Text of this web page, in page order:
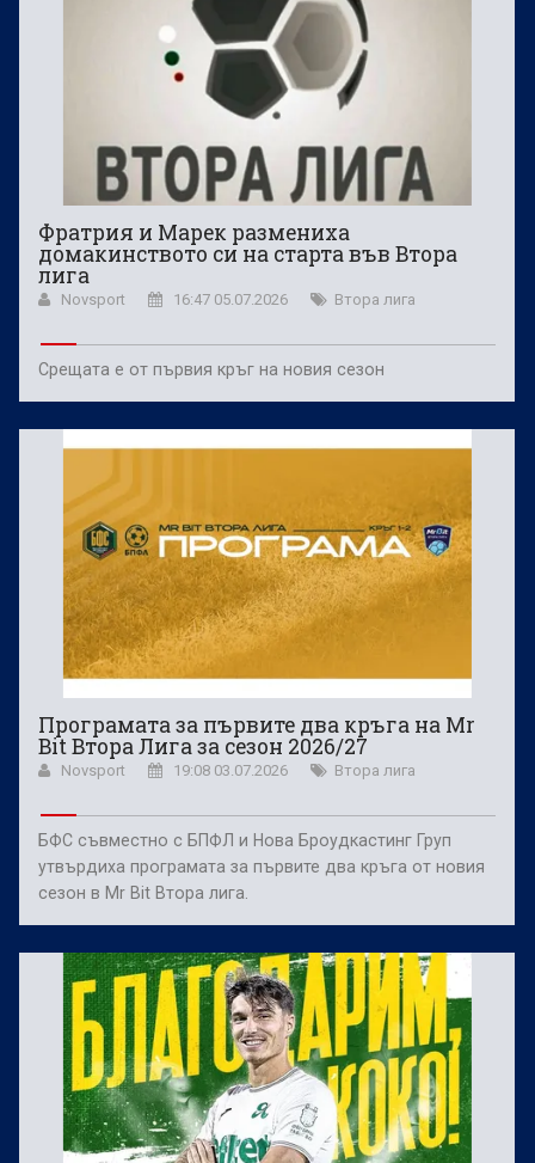
Фратрия и Марек размениха
домакинството си на старта във Втора
лига
Novsport 16:47 05.07.2026 Втора лига
Срещата е от първия кръг на новия сезон
Програмата за първите два кръга на Mr
Bit Втора Лига за сезон 2026/27
Novsport 19:08 03.07.2026 Втора лига
БФС съвместно с БПФЛ и Нова Броудкастинг Груп
утвърдиха програмата за първите два кръга от новия
сезон в Mr Bit Втора лига.